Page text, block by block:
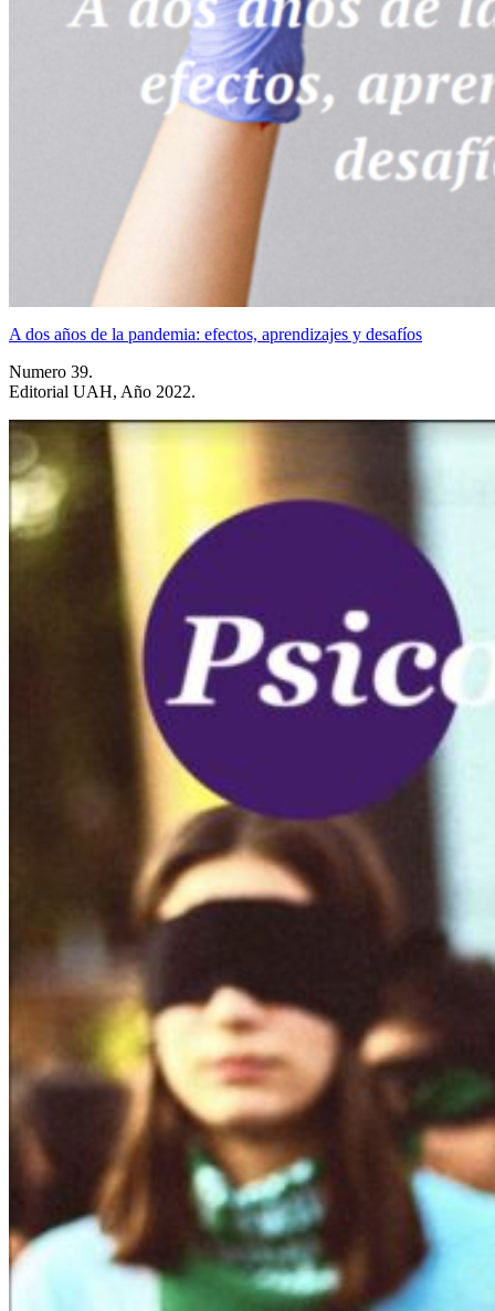
A dos años de la pandemia: efectos, aprendizajes y desafíos
Numero 39.
Editorial UAH, Año 2022.